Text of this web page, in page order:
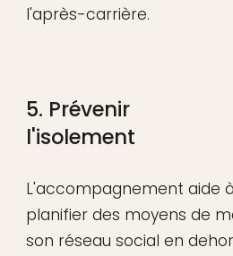
l'après-carrière.
5. Prévenir
l'isolement
L'accompagnement aide
planifier des moyens de
son réseau social en